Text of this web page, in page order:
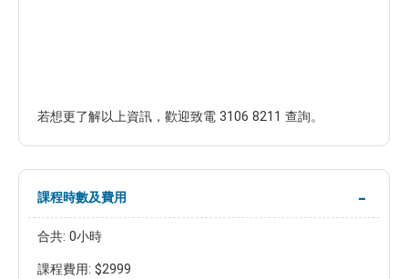
若想更了解以上資訊，歡迎致電 3106 8211 查詢。
課程時數及費用
合共: 0小時
課程費用: $2999